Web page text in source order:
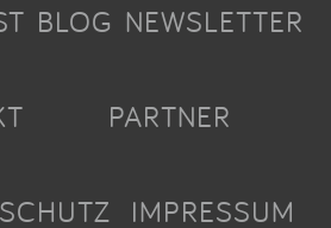
BLOG NEWSLETTER
PARTNER
IMPRESSUM